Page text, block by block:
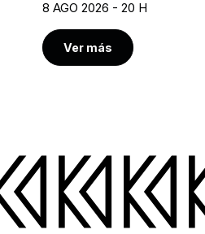
8 AGO 2026 - 20 H
Ver más